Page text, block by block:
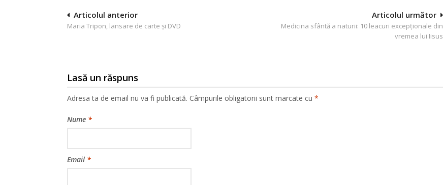
Navigare
în
Articolul următor
Medicina sfântă a naturii: 10 leacuri excepţionale din
vremea lui Iisus
Articolul anterior
Maria Tripon, lansare de carte şi DVD
Lasă un răspuns
Adresa ta de email nu va fi publicată. Câmpurile obligatorii sunt marcate cu *
Nume *
Email *